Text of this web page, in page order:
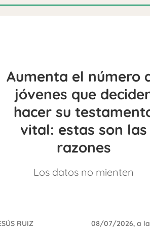
Aumenta el número
jóvenes que
hacer su
vital: estas son las
razones
Los datos no mienten
RUIZ 08/07/2026, a